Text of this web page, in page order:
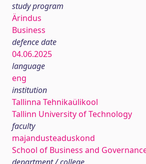
study program
Ärindus
Business
defence date
04.06.2025
language
eng
institution
Tallinna Tehnikaülikool
Tallinn University of Technology
faculty
majandusteaduskond
School of Business and